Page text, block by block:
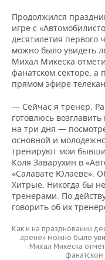
Продолжился
игре с
десятилетия первого
можно было увидеть
Михал Микеска
фанатском секторе,
прямом эфире
— Сейчас я тренер.
готовлюсь
на три дня —
основной и
тренируют мои
Коля Заварухин в
«Салавате Юлаеве».
Хитрые. Никогда бы
тренерами. По
говорить об их
Как и на праздновании
арене» можно было
Михал Микеска